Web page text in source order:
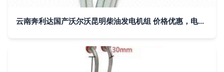
云南奔利达国产沃尔沃昆明柴油发电机组 价格优惠，电工电气采购首选